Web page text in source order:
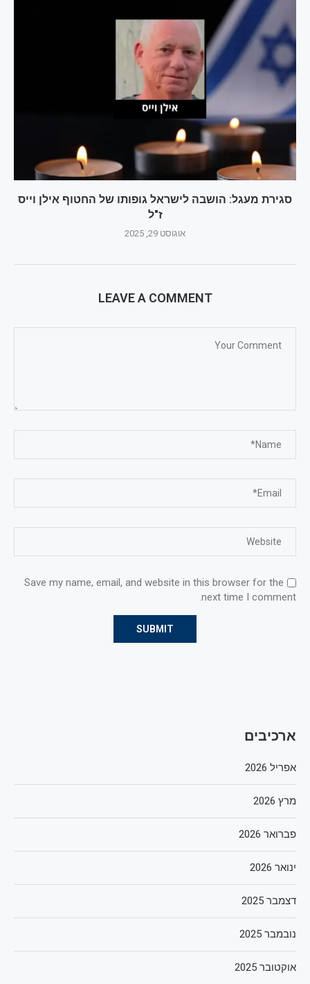
סגירת מעגל: הושבה לישראל גופותו של החטוף אילן וייס
ז"ל
אוגוסט 29, 2025
LEAVE A COMMENT
Save my name, email, and website in this browser for the
next time I comment.
ארכיבים
אפריל 2026
מרץ 2026
פברואר 2026
ינואר 2026
דצמבר 2025
נובמבר 2025
אוקטובר 2025